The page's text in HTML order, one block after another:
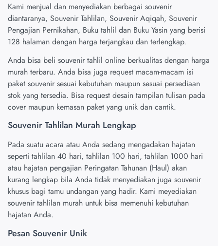
Kami menjual dan menyediakan berbagai souvenir
diantaranya, Souvenir Tahlilan, Souvenir Aqiqah, Souvenir
Pengajian Pernikahan, Buku tahlil dan Buku Yasin yang berisi
128 halaman dengan harga terjangkau dan terlengkap.
Anda bisa beli souvenir tahlil online berkualitas dengan harga
murah terbaru. Anda bisa juga request macam-macam isi
paket souvenir sesuai kebutuhan maupun sesuai persediaan
stok yang tersedia. Bisa request desain tampilan tulisan pada
cover maupun kemasan paket yang unik dan cantik.
Souvenir Tahlilan Murah Lengkap
Pada suatu acara atau Anda sedang mengadakan hajatan
seperti tahlilan 40 hari, tahlilan 100 hari, tahlilan 1000 hari
atau hajatan pengajian Peringatan Tahunan (Haul) akan
kurang lengkap bila Anda tidak menyediakan juga souvenir
khusus bagi tamu undangan yang hadir. Kami meyediakan
souvenir tahlilan murah untuk bisa memenuhi kebutuhan
hajatan Anda.
Pesan Souvenir Unik